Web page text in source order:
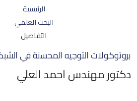
الرئيسية
البحث العلمي
التفاصيل
بروتوكولات التوجيه المحسنة في
دكتور مهندس احمد العلي